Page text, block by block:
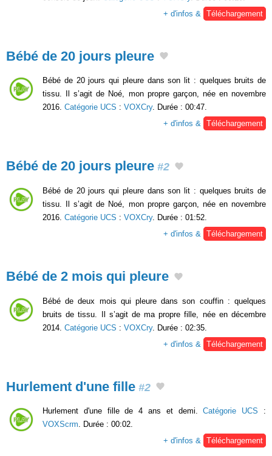
+ d'infos &
Téléchargement
Bébé de 20 jours pleure
Bébé de 20 jours qui pleure dans son lit : quelques bruits de
tissu. Il s’agit de Noé, mon propre garçon, née en novembre
2016. Catégorie UCS : VOXCry. Durée : 00:47.
+ d'infos & Téléchargement
Bébé de 20 jours pleure #2
Bébé de 20 jours qui pleure dans son lit : quelques bruits de
tissu. Il s’agit de Noé, mon propre garçon, née en novembre
2016. Catégorie UCS : VOXCry. Durée : 01:52.
+ d'infos &
Téléchargement
Bébé de 2 mois qui pleure
Bébé de deux mois qui pleure dans son couffin : quelques
bruits de tissu. Il s’agit de ma propre fille, née en décembre
2014. Catégorie UCS : VOXCry. Durée : 02:35.
+ d'infos &
Téléchargement
Hurlement d'une fille #2
Hurlement d'une fille de 4 ans et demi.Catégorie UCS :
VOXScrm. Durée : 00:02.
+ d'infos & Téléchargement